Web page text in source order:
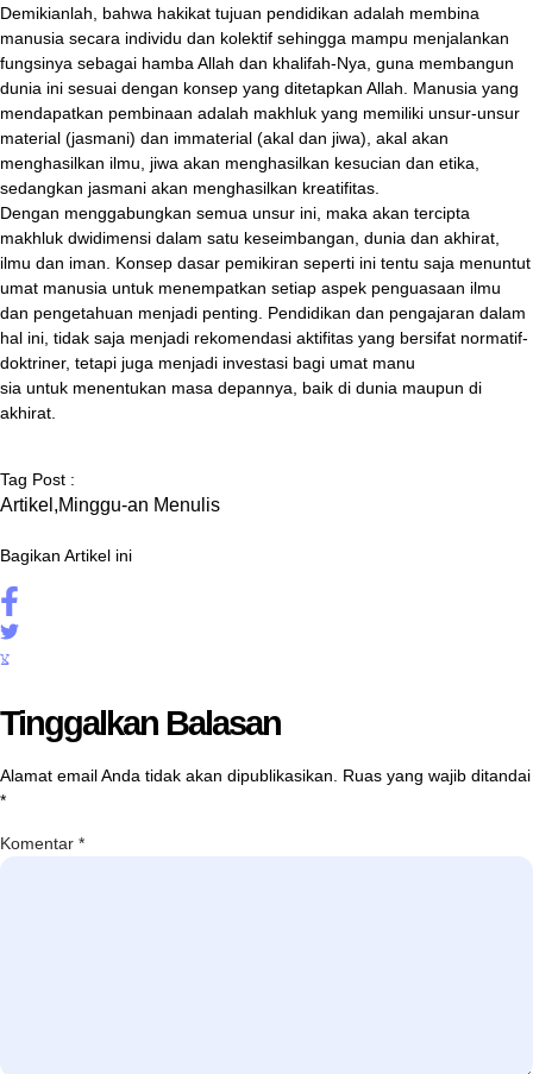
Demikianlah, bahwa hakikat tujuan pendidikan adalah membina
manusia secara individu dan kolektif sehingga mampu menjalankan
fungsinya sebagai hamba Allah dan khalifah-Nya, guna membangun
dunia ini sesuai dengan konsep yang ditetapkan Allah. Manusia yang
mendapatkan pembinaan adalah makhluk yang memiliki unsur-unsur
material (jasmani) dan immaterial (akal dan jiwa), akal akan
menghasilkan ilmu, jiwa akan menghasilkan kesucian dan etika,
sedangkan jasmani akan menghasilkan kreatifitas.
Dengan menggabungkan semua unsur ini, maka akan tercipta
makhluk dwidimensi dalam satu keseimbangan, dunia dan akhirat,
ilmu dan iman. Konsep dasar pemikiran seperti ini tentu saja menuntut
umat manusia untuk menempatkan setiap aspek penguasaan ilmu
dan pengetahuan menjadi penting. Pendidikan dan pengajaran dalam
hal ini, tidak saja menjadi rekomendasi aktifitas yang bersifat normatif-
doktriner, tetapi juga menjadi investasi bagi umat manu
sia untuk menentukan masa depannya, baik di dunia maupun di
akhirat.
Tag Post :
Artikel ,Minggu-an Menulis
Bagikan Artikel ini
Tinggalkan Balasan
Alamat email Anda tidak akan dipublikasikan.
Ruas yang wajib ditandai
*
Komentar *